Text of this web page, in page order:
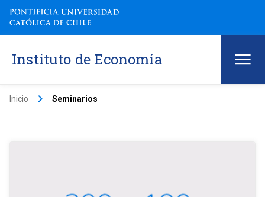
Instituto de Economía
Inicio keyboard_arrow_right Seminarios